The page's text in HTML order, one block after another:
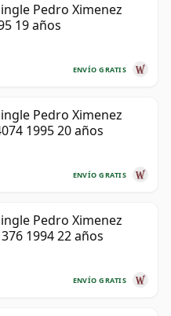
Pedro Ximenez
19 años
ENVÍO GRATIS
Pedro Ximenez
1995 20 años
ENVÍO GRATIS
Pedro Ximenez
1994 22 años
ENVÍO GRATIS